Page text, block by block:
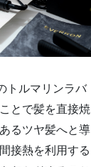
トルマリンラバ
とで髪を直接焼
るツヤ髪へと導
接熱を利用する